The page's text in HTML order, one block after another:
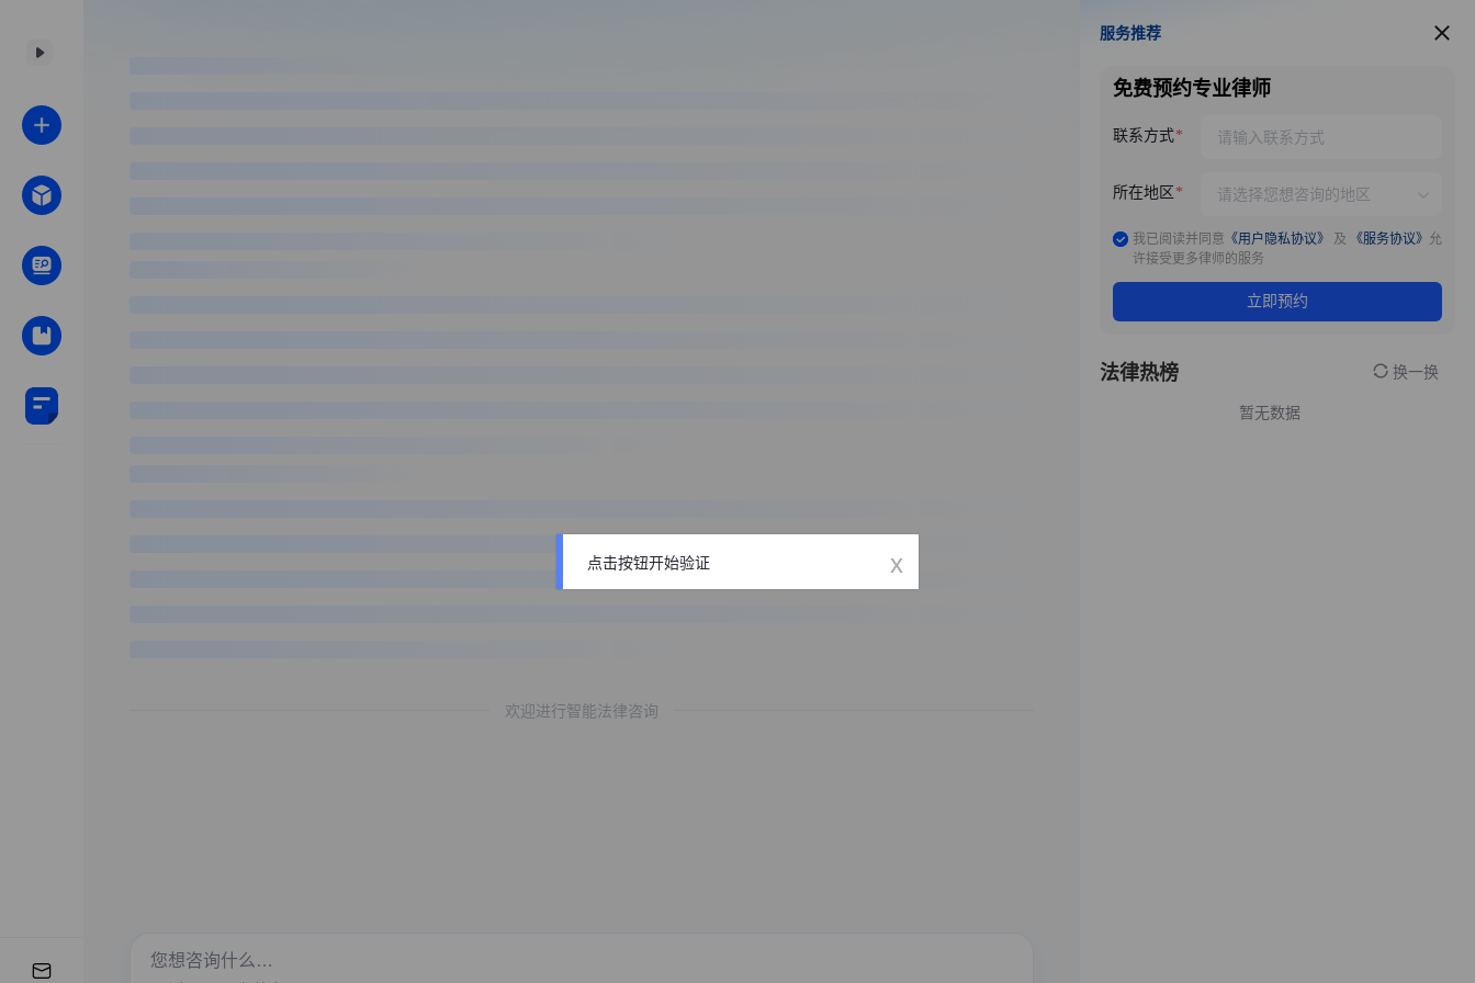
欢迎进行智能法律咨询
服务推荐
服务推荐
免费预约专业律师
联系方式
所在地区
我已阅读并同意 《用户隐私协议》 及 《服务协议》 允
许接受更多律师的服务
立即预约
法律热榜 换一换
暂无数据
点击按钮开始验证 x